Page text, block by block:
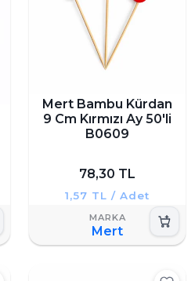
Mert Bambu Kürdan
9 Cm Kırmızı Ay 50'li
B0609
78,30 TL
1,57 TL / Adet
Mert